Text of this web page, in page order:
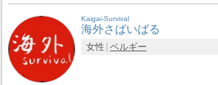
Kaigai-Survival
海外さばいばる
女性 ベルギー